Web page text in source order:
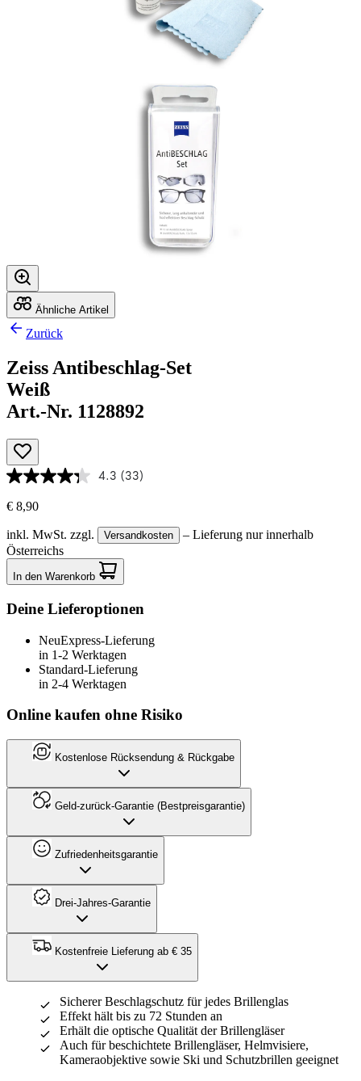
Ähnliche Artikel
Zurück
Zeiss Antibeschlag-Set
Weiß
Art.-Nr. 1128892
4.3 (33)
€ 8,90
inkl. MwSt. zzgl. Versandkosten
– Lieferung nur innerhalb
Österreichs
In den Warenkorb
Deine Lieferoptionen
NeuExpress-Lieferung
in 1-2 Werktagen
Standard-Lieferung
in 2-4 Werktagen
Online kaufen ohne Risiko
Kostenlose Rücksendung & Rückgabe
Geld-zurück-Garantie (Bestpreisgarantie)
Zufriedenheitsgarantie
Drei-Jahres-Garantie
Kostenfreie Lieferung ab € 35
Sicherer Beschlagschutz für jedes Brillenglas
Effekt hält bis zu 72 Stunden an
Erhält die optische Qualität der Brillengläser
Auch für beschichtete Brillengläser, Helmvisiere,
Kameraobjektive sowie Ski und Schutzbrillen geeignet